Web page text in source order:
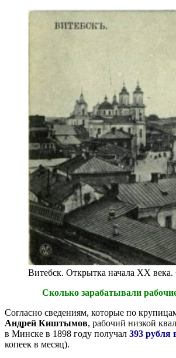
Витебск. Открытка начала ХХ века.
Сколько зарабатывали
Согласно сведениям, которые по
Андрей Киштымов, рабочий низкой
в Минске в 1898 году получал 393 рубля
копеек в месяц).